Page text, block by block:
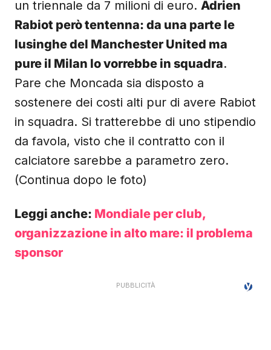
un triennale da 7 milioni di euro. Adrien
Rabiot però tentenna: da una parte le
lusinghe del Manchester United ma
pure il Milan lo vorrebbe in squadra.
Pare che Moncada sia disposto a
sostenere dei costi alti pur di avere Rabiot
in squadra. Si tratterebbe di uno stipendio
da favola, visto che il contratto con il
calciatore sarebbe a parametro zero.
(Continua dopo le foto)
Leggi anche: Mondiale per club,
organizzazione in alto mare: il problema
sponsor